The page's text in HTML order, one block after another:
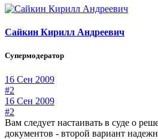
Сайкин Кирилл Андреевич
Супермодератор
16 Сен 2009
#2
16 Сен 2009
#2
Вам следует настаивать в суде о
документов - второй вариант